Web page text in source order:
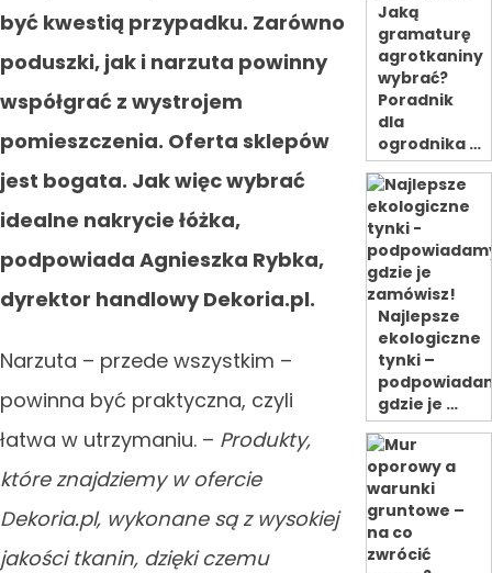
być kwestią przypadku. Zarówno
poduszki, jak i narzuta powinny
współgrać z wystrojem
pomieszczenia. Oferta sklepów
jest bogata. Jak więc wybrać
idealne nakrycie łóżka,
podpowiada Agnieszka Rybka,
dyrektor handlowy Dekoria.pl.
Narzuta – przede wszystkim –
powinna być praktyczna, czyli
łatwa w utrzymaniu. – Produkty,
które znajdziemy w ofercie
Dekoria.pl, wykonane są z wysokiej
jakości tkanin, dzięki czemu
Jaką
gramaturę
agrotkaniny
wybrać?
Poradnik
dla
ogrodnika …
Najlepsze
ekologiczne
tynki –
gdzie je …